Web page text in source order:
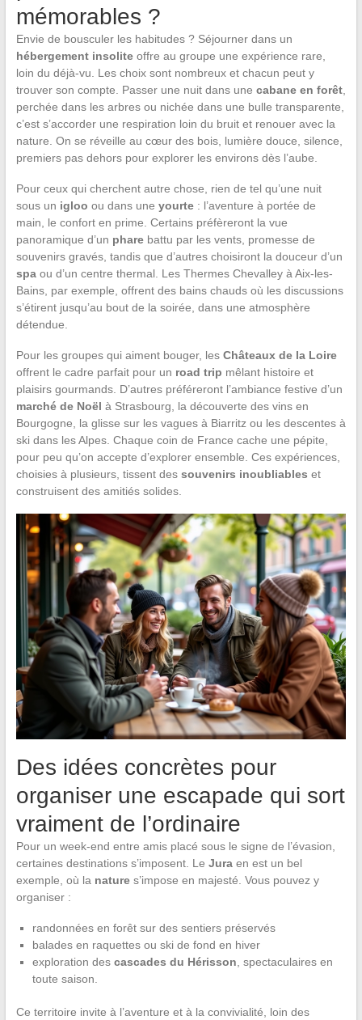
mémorables ?
Envie de bousculer les habitudes ? Séjourner dans un
hébergement insoliteoffre au groupe une expérience rare,
loin du déjà-vu. Les choix sont nombreux et chacun peut y
trouver son compte. Passer une nuit dans une cabane en forêt,
perchée dans les arbres ou nichée dans une bulle transparente,
c’est s’accorder une respiration loin du bruit et renouer avec la
nature. On se réveille au cœur des bois, lumière douce, silence,
premiers pas dehors pour explorer les environs dès l’aube.
Pour ceux qui cherchent autre chose, rien de tel qu’une nuit
sous un igloo ou dans une yourte: l’aventure à portée de
main, le confort en prime. Certains préfèreront la vue
panoramique d’un pharebattu par les vents, promesse de
souvenirs gravés, tandis que d’autres choisiront la douceur d’un
spaou d’un centre thermal. Les Thermes Chevalley à Aix-les-
Bains, par exemple, offrent des bains chauds où les discussions
s’étirent jusqu’au bout de la soirée, dans une atmosphère
détendue.
Pour les groupes qui aiment bouger, les Châteaux de la Loire
offrent le cadre parfait pour un road trip mêlant histoire et
plaisirs gourmands. D’autres préféreront l’ambiance festive d’un
marché de Noël à Strasbourg, la découverte des vins en
Bourgogne, la glisse sur les vagues à Biarritz ou les descentes à
ski dans les Alpes. Chaque coin de France cache une pépite,
pour peu qu’on accepte d’explorer ensemble. Ces expériences,
choisies à plusieurs, tissent des souvenirs inoubliables et
construisent des amitiés solides.
Des idées concrètes pour
organiser une escapade qui sort
vraiment de l’ordinaire
Pour un week-end entre amis placé sous le signe de l’évasion,
certaines destinations s’imposent. Le Juraen est un bel
exemple, où la natures’impose en majesté. Vous pouvez y
organiser :
randonnées en forêt sur des sentiers préservés
balades en raquettes ou ski de fond en hiver
exploration des cascades du Hérisson, spectaculaires en
toute saison.
Ce territoire invite à l’aventure et à la convivialité, loin des